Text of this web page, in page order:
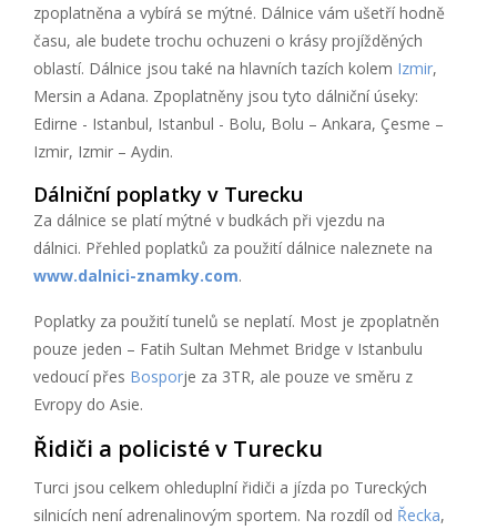
zpoplatněna a vybírá se mýtné. Dálnice vám ušetří hodně
času, ale budete trochu ochuzeni o krásy projížděných
oblastí. Dálnice jsou také na hlavních tazích kolem Izmir,
Mersin a Adana. Zpoplatněny jsou tyto dálniční úseky:
Edirne - Istanbul, Istanbul - Bolu, Bolu – Ankara, Çesme –
Izmir, Izmir – Aydin.
Dálniční poplatky v Turecku
Za dálnice se platí mýtné v budkách při vjezdu na
dálnici. Přehled poplatků za použití dálnice naleznete na
www.dalnici-znamky.com.
Poplatky za použití tunelů se neplatí. Most je zpoplatněn
pouze jeden – Fatih Sultan Mehmet Bridge v Istanbulu
vedoucí přes Bosporje za 3TR, ale pouze ve směru z
Evropy do Asie.
Řidiči a policisté v Turecku
Turci jsou celkem ohleduplní řidiči a jízda po Tureckých
silnicích není adrenalinovým sportem. Na rozdíl od Řecka,